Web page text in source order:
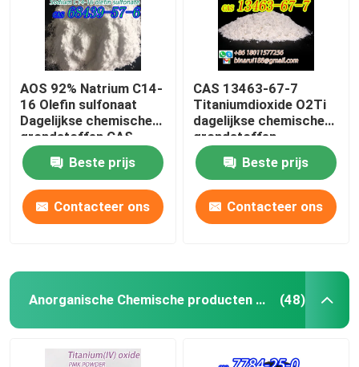
AOS 92% Natrium C14-
16 Olefin sulfonaat
Dagelijkse chemische
grondstoffen CAS
68439-57-6
Beste prijs
Contacteer ons
CAS 13463-67-7
Titaniumdioxide O2Ti
dagelijkse chemische
grondstoffen
Titaniumoxide wit
poeder Beste prijs
Contacteer ons
Anorganische Chemische producten Grondstof (48)